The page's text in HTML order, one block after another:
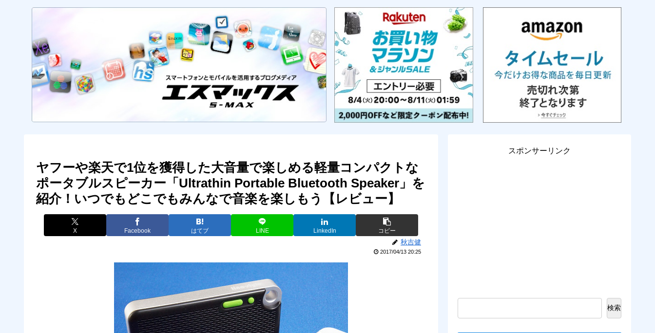
ヤフーや楽天で1位を獲得した大音量で楽しめる軽量コンパクトな
ポータブルスピーカー「Ultrathin Portable Bluetooth Speaker」を
紹介！いつでもどこでもみんなで音楽を楽しもう【レビュー】
X Facebook はてブ LINE LinkedIn コピー
秋吉健
2017/04/13 20:25
スポンサーリンク
検索